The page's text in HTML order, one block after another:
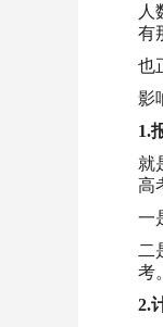
人
有
也
影
1.
就
高
一
二
考
2.